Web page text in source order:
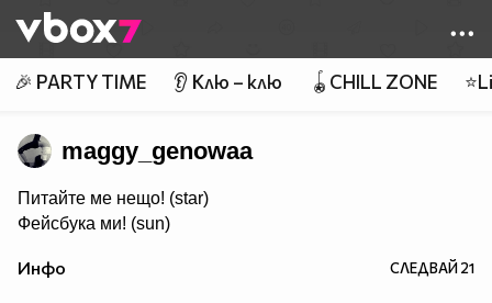
👾
🎉 PARTY TIME 👂 Клю – клю 🪀CHILL ZONE
maggy_genowaa
Питайте ме нещо! (star)
Фейсбука ми! (sun)
Инфо СЛЕДВАЙ21